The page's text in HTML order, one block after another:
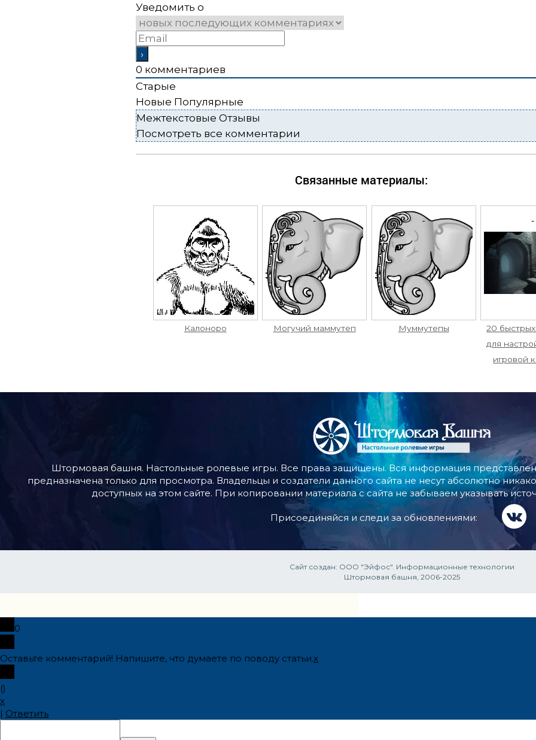
Уведомить о
0 комментариев
Старые
Новые Популярные
Межтекстовые Отзывы
Посмотреть все комментарии
Связанные материалы:
Калоноро Могучий маммутеп Муммутепы
20
для
игровой
Штормовая башня. Настольные ролевые игры. Все права защищены. Вся информация
предназначена только для просмотра. Владельцы и создатели данного сайта не несут абсолютно
доступных на этом сайте. При копировании материала с сайта не забываем указывать
Присоединяйся и следи за обновлениями:
Сайт создан: ООО "Эйфос". Информационные технологии
Штормовая башня, 2006-2025
0
Оставьте комментарий! Напишите, что думаете по поводу статьи.x
()
x
| Ответить